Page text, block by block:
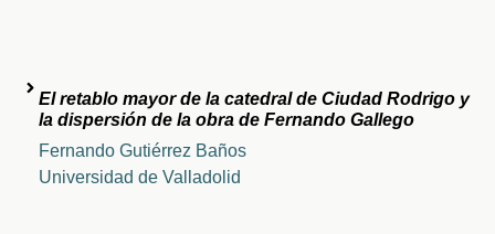
El retablo mayor de la catedral de Ciudad Rodrigo y
la dispersión de la obra de Fernando Gallego
Fernando Gutiérrez Baños
Universidad de Valladolid